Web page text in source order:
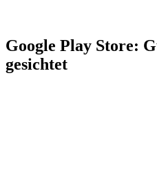
Google Play Store:
gesichtet